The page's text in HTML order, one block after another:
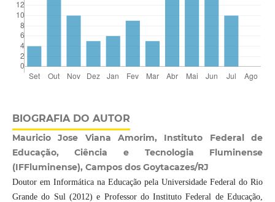
BIOGRAFIA DO AUTOR
Mauricio Jose Viana Amorim, Instituto Federal de
Educação, Ciência e Tecnologia Fluminense
(IFFluminense), Campos dos Goytacazes/RJ
Doutor em Informática na Educação pela Universidade Federal do Rio
Grande do Sul (2012) e Professor do Instituto Federal de Educação,